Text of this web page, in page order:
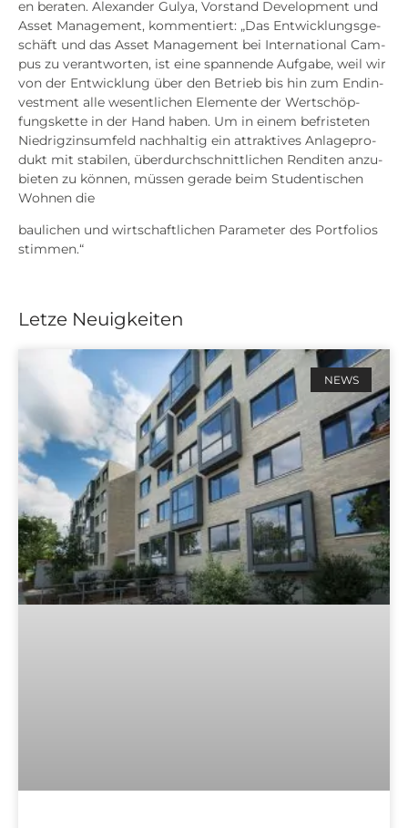
en bera­ten. Alex­an­der Gulya, Vor­stand Deve­lo­p­ment und
Asset Manage­ment, kom­men­tiert: „Das Ent­wick­lungs­ge­
schäft und das Asset Manage­ment bei Inter­na­tio­nal Cam­
pus zu ver­ant­wor­ten, ist eine span­nen­de Auf­ga­be, weil wir
von der Ent­wick­lung über den Betrieb bis hin zum End­in­
vest­ment alle wesent­li­chen Ele­men­te der Wert­schöp­
fungs­ket­te in der Hand haben. Um in einem befris­te­ten
Nied­rig­zins­um­feld nach­hal­tig ein attrak­ti­ves Anla­ge­pro­
dukt mit sta­bi­len, über­durch­schnitt­li­chen Ren­di­ten anzu­
bie­ten zu kön­nen, müs­sen gera­de beim Stu­den­ti­schen
Woh­nen die
bau­li­chen und wirt­schaft­li­chen Para­me­ter des Port­fo­li­os
stim­men.“
Letze Neuigkeiten
NEWS